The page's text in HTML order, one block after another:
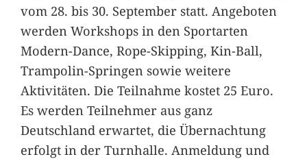
vom 28. bis 30. September statt. Angeboten
werden Workshops in den Sportarten
Modern-Dance, Rope-Skipping, Kin-Ball,
Trampolin-Springen sowie weitere
Aktivitäten. Die Teilnahme kostet 25 Euro.
Es werden Teilnehmer aus ganz
Deutschland erwartet, die Übernachtung
erfolgt in der Turnhalle. Anmeldung und